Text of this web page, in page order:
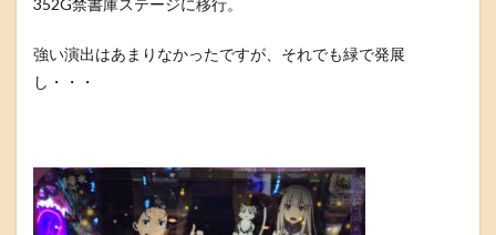
352G禁書庫ステージに移行。
強い演出はあまりなかったですが、それでも緑で発展
し・・・